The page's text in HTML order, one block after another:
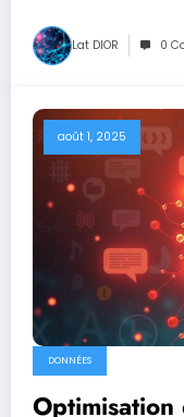
Lat DIOR 0
août 1, 2025
DONNÉES
Optimisation